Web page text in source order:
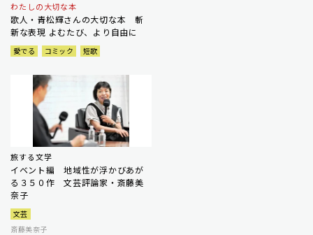
わたしの大切な本
歌人・青松輝さんの大切な本 斬
新な表現 よむたび、より自由に
愛でる コミック 短歌
旅する文学
イベント編 地域性が浮かびあが
る３５０作 文芸評論家・斎藤美
奈子
文芸
斎藤美奈子